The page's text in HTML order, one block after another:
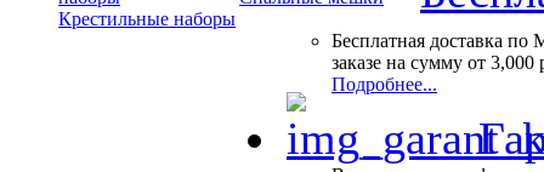
Крестильные наборы
Бесплатная доставка по
заказе на сумму от 3,000
Подробнее...